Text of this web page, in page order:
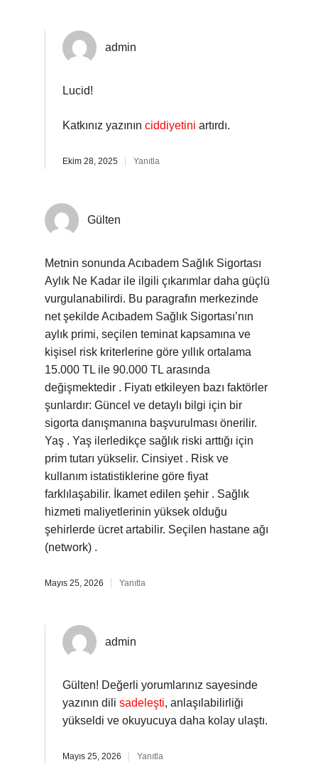
admin
Lucid!
Katkınız yazının ciddiyetini artırdı.
Ekim 28, 2025 Yanıtla
Gülten
Metnin sonunda Acıbadem Sağlık Sigortası
Aylık Ne Kadar ile ilgili çıkarımlar daha güçlü
vurgulanabilirdi. Bu paragrafın merkezinde
net şekilde Acıbadem Sağlık Sigortası’nın
aylık primi, seçilen teminat kapsamına ve
kişisel risk kriterlerine göre yıllık ortalama
15.000 TL ile 90.000 TL arasında
değişmektedir . Fiyatı etkileyen bazı faktörler
şunlardır: Güncel ve detaylı bilgi için bir
sigorta danışmanına başvurulması önerilir.
Yaş . Yaş ilerledikçe sağlık riski arttığı için
prim tutarı yükselir. Cinsiyet . Risk ve
kullanım istatistiklerine göre fiyat
farklılaşabilir. İkamet edilen şehir . Sağlık
hizmeti maliyetlerinin yüksek olduğu
şehirlerde ücret artabilir. Seçilen hastane ağı
(network) .
Mayıs 25, 2026 Yanıtla
admin
Gülten! Değerli yorumlarınız sayesinde
yazının dili sadeleşti, anlaşılabilirliği
yükseldi ve okuyucuya daha kolay ulaştı.
Mayıs 25, 2026 Yanıtla